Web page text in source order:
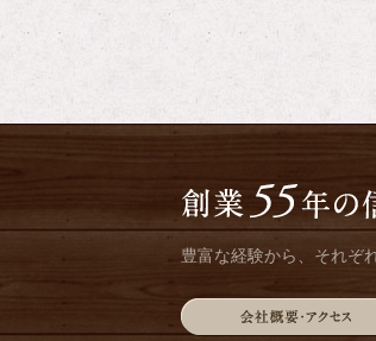
豊富な経験から、それぞ